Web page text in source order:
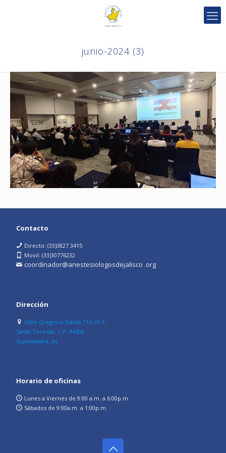
junio-2024 (3)
Contacto
Directo: (33)3827 3415
Movil: (33)30776232
coordinador@anestesiologosdejalisco .org
Dirección
Calle Gregorio Dávila 716 int 1,
Santa Teresita, C.P. 44600
Guadalajara, Jal.
Horario de oficinas
Lunes a Viernes de 9:00 a.m. a 6:00p.m.
Sábados de 9:00a.m. a 1:00p.m.